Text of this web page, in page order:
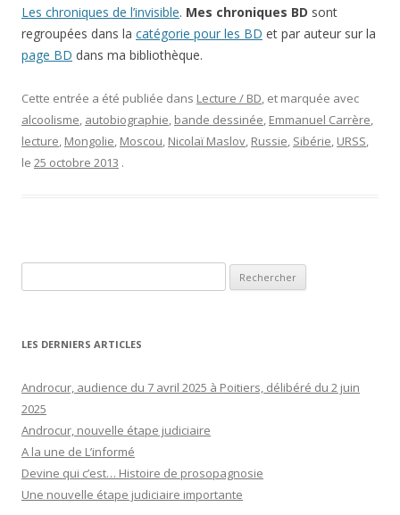
Les chroniques de l’invisible. Mes chroniques BD sont
regroupées dans la catégorie pour les BD et par auteur sur la
page BD dans ma bibliothèque.
Cette entrée a été publiée dans Lecture / BD, et marquée avec
alcoolisme, autobiographie, bande dessinée, Emmanuel Carrère,
lecture, Mongolie, Moscou, Nicolaï Maslov, Russie, Sibérie, URSS,
le 25 octobre 2013 .
LES DERNIERS ARTICLES
Androcur, audience du 7 avril 2025 à Poitiers, délibéré du 2 juin
2025
Androcur, nouvelle étape judiciaire
A la une de L’informé
Devine qui c’est… Histoire de prosopagnosie
Une nouvelle étape judiciaire importante